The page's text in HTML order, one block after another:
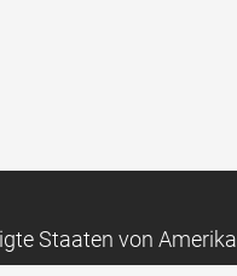
Staaten von Amerika